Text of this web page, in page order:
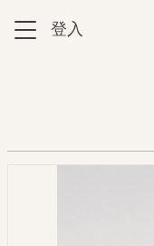
跳到主要內容區塊
::: 登入